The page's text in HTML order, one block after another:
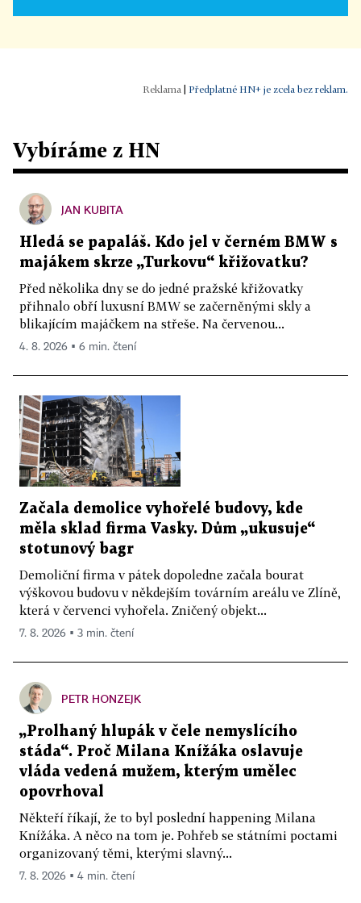
Předplatné HN+ je zcela bez reklam.
Vybíráme z HN
JAN KUBITA
Hledá se papaláš. Kdo jel v černém BMW s
majákem skrze „Turkovu“ křižovatku?
Před několika dny se do jedné pražské křižovatky
přihnalo obří luxusní BMW se začerněnými skly a
blikajícím majáčkem na střeše. Na červenou...
4. 8. 2026 ▪ 6 min. čtení
Začala demolice vyhořelé budovy, kde
měla sklad firma Vasky. Dům „ukusuje“
stotunový bagr
Demoliční firma v pátek dopoledne začala bourat
výškovou budovu v někdejším továrním areálu ve Zlíně,
která v červenci vyhořela. Zničený objekt...
7. 8. 2026 ▪ 3 min. čtení
PETR HONZEJK
„Prolhaný hlupák v čele nemyslícího
stáda“. Proč Milana Knížáka oslavuje
vláda vedená mužem, kterým umělec
opovrhoval
Někteří říkají, že to byl poslední happening Milana
Knížáka. A něco na tom je. Pohřeb se státními poctami
organizovaný těmi, kterými slavný...
7. 8. 2026 ▪ 4 min. čtení